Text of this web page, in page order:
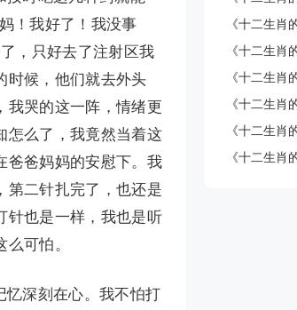
！我好了！我没事
，只好去了注射区我
时候，他们就去外头
我哭的这一阵，情绪更
怎么了，我竟然当着这
爸爸妈妈的安慰下。我
第二针扎完了，也还是
针也是一样，我也是听
可怕。
深刻在心。我不怕打
《十二生肖
《十二生肖
《十二生肖
《十二生肖
《十二生肖
《十二生肖